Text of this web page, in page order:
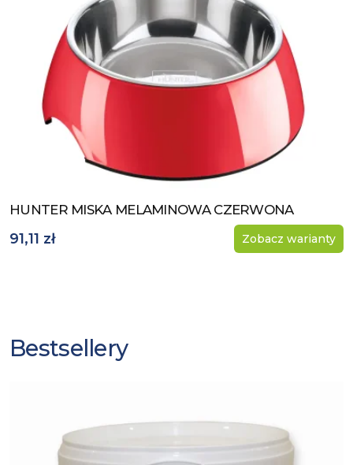
Zobacz produkt
HUNTER MISKA MELAMINOWA CZERWONA
91,11 zł Zobacz warianty
Bestsellery